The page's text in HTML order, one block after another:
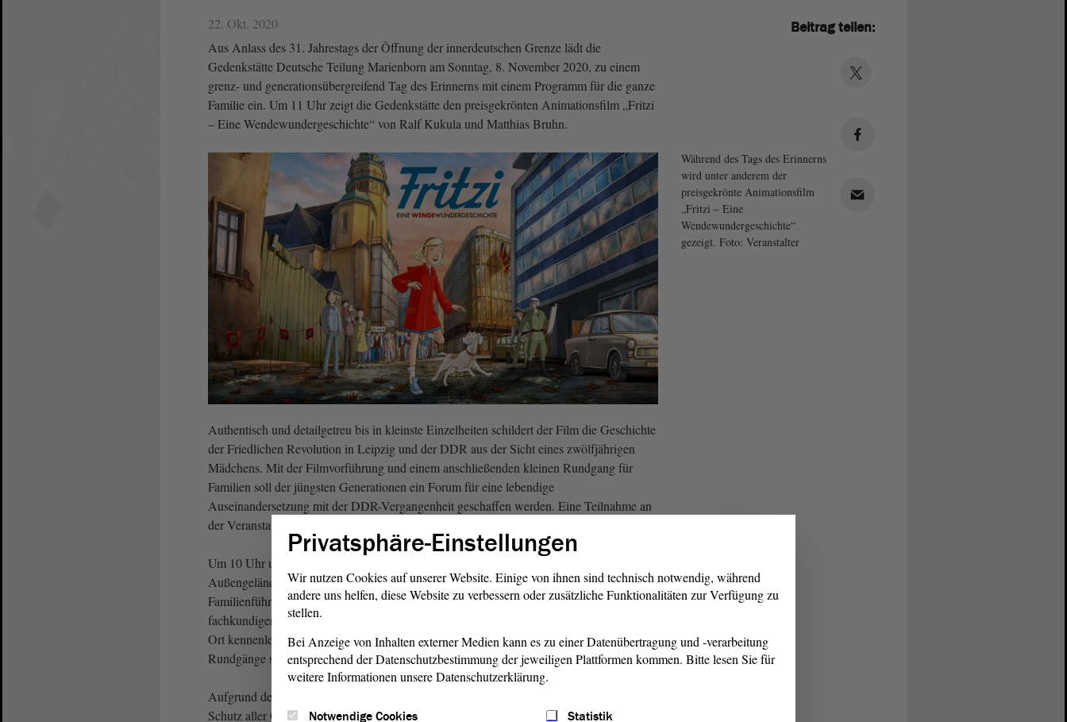
22. Okt. 2020
Aus Anlass des 31. Jahrestags der Öffnung der innerdeutschen Grenze lädt die
Gedenkstätte Deutsche Teilung Marienborn am Sonntag, 8. November 2020, zu einem
grenz- und generationsübergreifend Tag des Erinnerns mit einem Programm für die ganze
Familie ein. Um 11 Uhr zeigt die Gedenkstätte den preisgekrönten Animationsfilm „Fritzi
– Eine Wendewundergeschichte“ von Ralf Kukula und Matthias Bruhn.
Während des Tags des Erinnerns
wird unter anderem der
preisgekrönte Animationsfilm
„Fritzi – Eine
Wendewundergeschichte“
gezeigt. Foto: Veranstalter
Authentisch und detailgetreu bis in kleinste Einzelheiten schildert der Film die Geschichte
der Friedlichen Revolution in Leipzig und der DDR aus der Sicht eines zwölfjährigen
Mädchens. Mit der Filmvorführung und einem anschließenden kleinen Rundgang für
Familien soll der jüngsten Generationen ein Forum für eine lebendige
Auseinandersetzung mit der DDR-Vergangenheit geschaffen werden. Eine Teilnahme an
der Veranstaltung wird für Familien und Kinder ab dem 10. Lebensjahr empfohlen.
Um 10 Uhr und um 15 Uhr werden kostenfreie geführte Rundgänge über das
Außengelände der Gedenkstätte angeboten. Zusätzlich findet um 14 Uhr eine
Familienführung mit dem Titel „Eine Grenze durch Deutschland“ statt. Unter
fachkundiger Anleitung können Familien mit Kindern und Jugendlichen den historischen
Ort kennenlernen. Am Grenzdenkmal Hötensleben finden 10, 13 und 15 Uhr geführte
Rundgänge statt.
Aufgrund der geltenden Maßnahmen zur Eindämmung von SARS-CoV-2 und zum
Schutz aller Gäste und Mitwirkenden müssen der Zugang zur Veranstaltung sowie die
Beitrag teilen:
Privatsphäre-Einstellungen
Wir nutzen Cookies auf unserer Website. Einige von ihnen sind technisch notwendig, während
andere uns helfen, diese Website zu verbessern oder zusätzliche Funktionalitäten zur Verfügung zu
stellen.
Bei Anzeige von Inhalten externer Medien kann es zu einer Datenübertragung und -verarbeitung
entsprechend der Datenschutzbestimmung der jeweiligen Plattformen kommen. Bitte lesen Sie für
weitere Informationen unsere Datenschutzerklärung.
Notwendige Cookies
Statistik